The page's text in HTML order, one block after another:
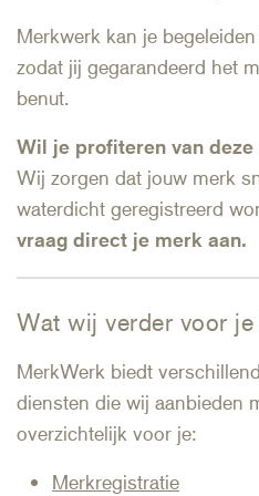
Merkwerk kan je
zodat jij gegarandeerd het
benut.
Wil je profiteren van
Wij zorgen dat jouw merk
waterdicht geregistreerd
vraag direct je merk aan.
Wat wij verder voor
MerkWerk biedt
diensten die wij aanbieden
overzichtelijk voor je:
Merkregistratie